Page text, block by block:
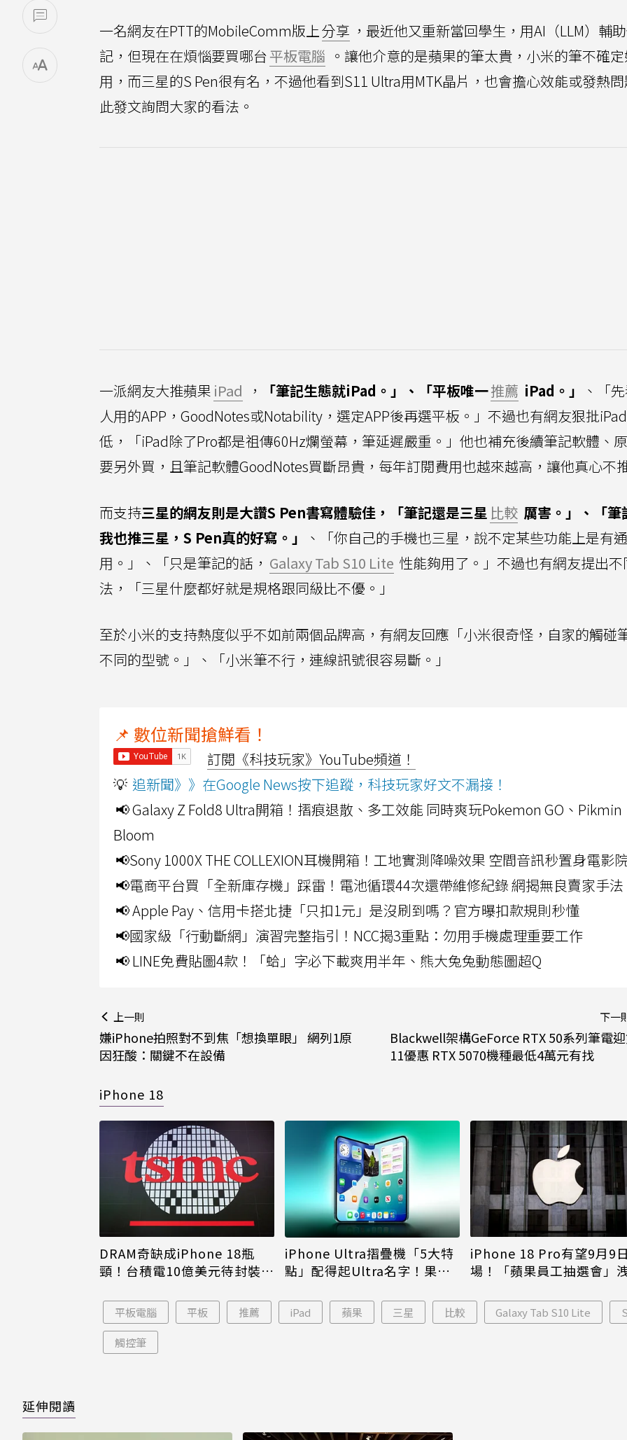
一名網友在PTT的MobileComm版上分享 ，最近他又重新當回學生，用AI（LLM）輔
記，但現在在煩惱要買哪台平板電腦 。讓他介意的是蘋果的筆太貴，小米的筆不確
用，而三星的S Pen很有名，不過他看到S11 Ultra用MTK晶片，也會擔心效能或發熱
此發文詢問大家的看法。
一派網友大推蘋果 iPad ， 「筆記生態就iPad。」、「平板唯一推薦 iPad。」
、「
人用的APP，GoodNotes或Notability，選定APP後再選平板。」不過也有網友狠批
低，「iPad除了Pro都是祖傳60Hz爛螢幕，筆延遲嚴重。」他也補充後續筆記軟體、
要另外買，且筆記軟體GoodNotes買斷昂貴，每年訂閱費用也越來越高，讓他真心不
而支持三星的網友則是大讚S Pen書寫體驗佳，「筆記還是三星 比較 厲害。」、「筆
我也推三星，S Pen真的好寫。」
、「你自己的手機也三星，說不定某些功能上是有通
用。」、「只是筆記的話， Galaxy Tab S10 Lite 性能夠用了。」不過也有網友提出不
法，「三星什麼都好就是規格跟同級比不優。」
至於小米的支持熱度似乎不如前兩個品牌高，有網友回應「小米很奇怪，自家的觸碰
不同的型號。」、「小米筆不行，連線訊號很容易斷。」
📌 數位新聞搶鮮看！
訂閱《科技玩家》YouTube頻道！
💡 追新聞》》在Google News按下追蹤，科技玩家好文不漏接！
📢 Galaxy Z Fold8 Ultra開箱！摺痕退散、多工效能 同時爽玩Pokemon GO、Pikmin
Bloom
📢Sony 1000X THE COLLEXION耳機開箱！工地實測降噪效果 空間音訊秒置身電影
📢電商平台買「全新庫存機」踩雷！電池循環44次還帶維修紀錄 網揭無良賣家手法
📢 Apple Pay、信用卡搭北捷「只扣1元」是沒刷到嗎？官方曝扣款規則秒懂
📢國家級「行動斷網」演習完整指引！NCC揭3重點：勿用手機處理重要工作
📢 LINE免費貼圖4款！「蛤」字必下載爽用半年、熊大兔兔動態圖超Q
上一則
嫌iPhone拍照對不到焦「想換單眼」 網列1原
因狂酸：關鍵不在設備
下一
Blackwell架構GeForce RTX 50系列筆電
11優惠 RTX 5070機種最低4萬元有找
iPhone 18
DRAM奇缺成iPhone 18瓶
頸！台積電10億美元待封裝晶
iPhone Ultra摺疊機「5大特
點」配得起Ultra名字！果粉
iPhone 18 Pro有望9月9
場！「蘋果員工抽選會」
平板電腦 平板 推薦 iPad 蘋果 三星 比較 Galaxy Tab S10 Lite
觸控筆
延伸閱讀